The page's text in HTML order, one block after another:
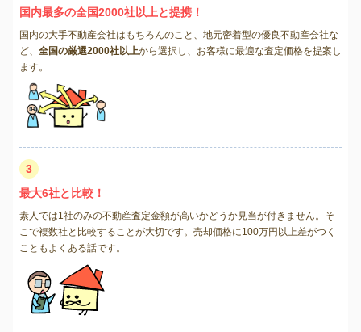
国内最多の全国2000社以上と提携！
国内の大手不動産会社はもちろんのこと、地元密着型の優良不動産会社な
ど、 全国の厳選2000社以上から選択し、お客様に最適な査定価格を提案し
ます。
3
最大6社と比較！
素人では1社のみの不動産査定金額が高いかどうか見当が付きません。そ
こで複数社と比較することが大切です。売却価格に100万円以上差がつく
こともよくある話です。